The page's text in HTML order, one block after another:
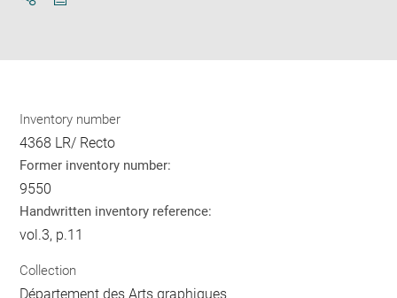
Inventory number
4368 LR/ Recto
Former inventory number:
9550
Handwritten inventory reference:
vol.3, p.11
Collection
Département des Arts graphiques